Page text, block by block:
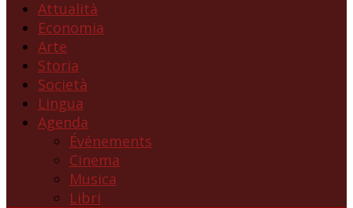
Attualità
Economia
Arte
Storia
Società
Lingua
Agenda
Événements
Cinema
Musica
Libri